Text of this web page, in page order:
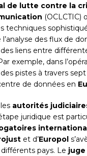
de lutte contre la
(OCLCTIC)
techniques
des flux de
liens entre
exemple, dans
pistes à travers
de données en
autorités
juridique est
et d’Europol
pays. Le juge